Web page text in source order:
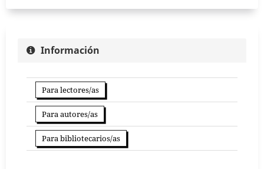
Información
Para lectores/as
Para autores/as
Para bibliotecarios/as